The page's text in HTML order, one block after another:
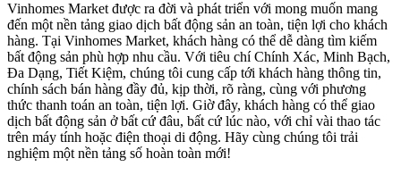
Vinhomes Market được ra đời và phát triển với mong muốn mang
đến một nền tảng giao dịch bất động sản an toàn, tiện lợi cho khách
hàng. Tại Vinhomes Market, khách hàng có thể dễ dàng tìm kiếm
bất động sản phù hợp nhu cầu. Với tiêu chí Chính Xác, Minh Bạch,
Đa Dạng, Tiết Kiệm, chúng tôi cung cấp tới khách hàng thông tin,
chính sách bán hàng đầy đủ, kịp thời, rõ ràng, cùng với phương
thức thanh toán an toàn, tiện lợi. Giờ đây, khách hàng có thể giao
dịch bất động sản ở bất cứ đâu, bất cứ lúc nào, với chỉ vài thao tác
trên máy tính hoặc điện thoại di động. Hãy cùng chúng tôi trải
nghiệm một nền tảng số hoàn toàn mới!